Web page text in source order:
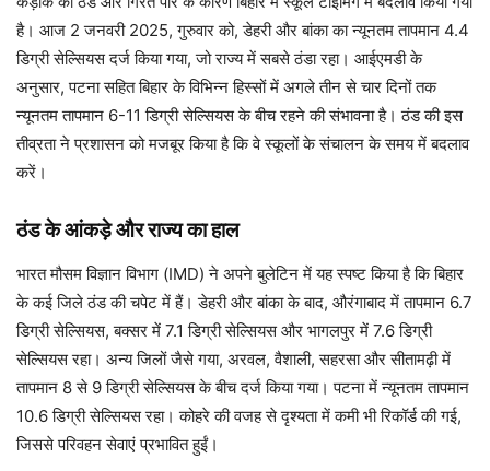
है। आज 2 जनवरी 2025, गुरुवार को, डेहरी और बांका का न्यूनतम तापमान 4.4
डिग्री सेल्सियस दर्ज किया गया, जो राज्य में सबसे ठंडा रहा। आईएमडी के
अनुसार, पटना सहित बिहार के विभिन्न हिस्सों में अगले तीन से चार दिनों तक
न्यूनतम तापमान 6-11 डिग्री सेल्सियस के बीच रहने की संभावना है। ठंड की इस
तीव्रता ने प्रशासन को मजबूर किया है कि वे स्कूलों के संचालन के समय में बदलाव
करें।
ठंड के आंकड़े और राज्य का हाल
भारत मौसम विज्ञान विभाग (IMD) ने अपने बुलेटिन में यह स्पष्ट किया है कि बिहार
के कई जिले ठंड की चपेट में हैं। डेहरी और बांका के बाद, औरंगाबाद में तापमान 6.7
डिग्री सेल्सियस, बक्सर में 7.1 डिग्री सेल्सियस और भागलपुर में 7.6 डिग्री
सेल्सियस रहा। अन्य जिलों जैसे गया, अरवल, वैशाली, सहरसा और सीतामढ़ी में
तापमान 8 से 9 डिग्री सेल्सियस के बीच दर्ज किया गया। पटना में न्यूनतम तापमान
10.6 डिग्री सेल्सियस रहा। कोहरे की वजह से दृश्यता में कमी भी रिकॉर्ड की गई,
जिससे परिवहन सेवाएं प्रभावित हुईं।